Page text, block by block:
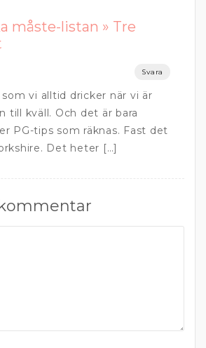
måste-listan » Tre
Svara
vi alltid dricker när vi är
till kväll. Och det är bara
PG-tips som räknas. Fast det
Det heter […]